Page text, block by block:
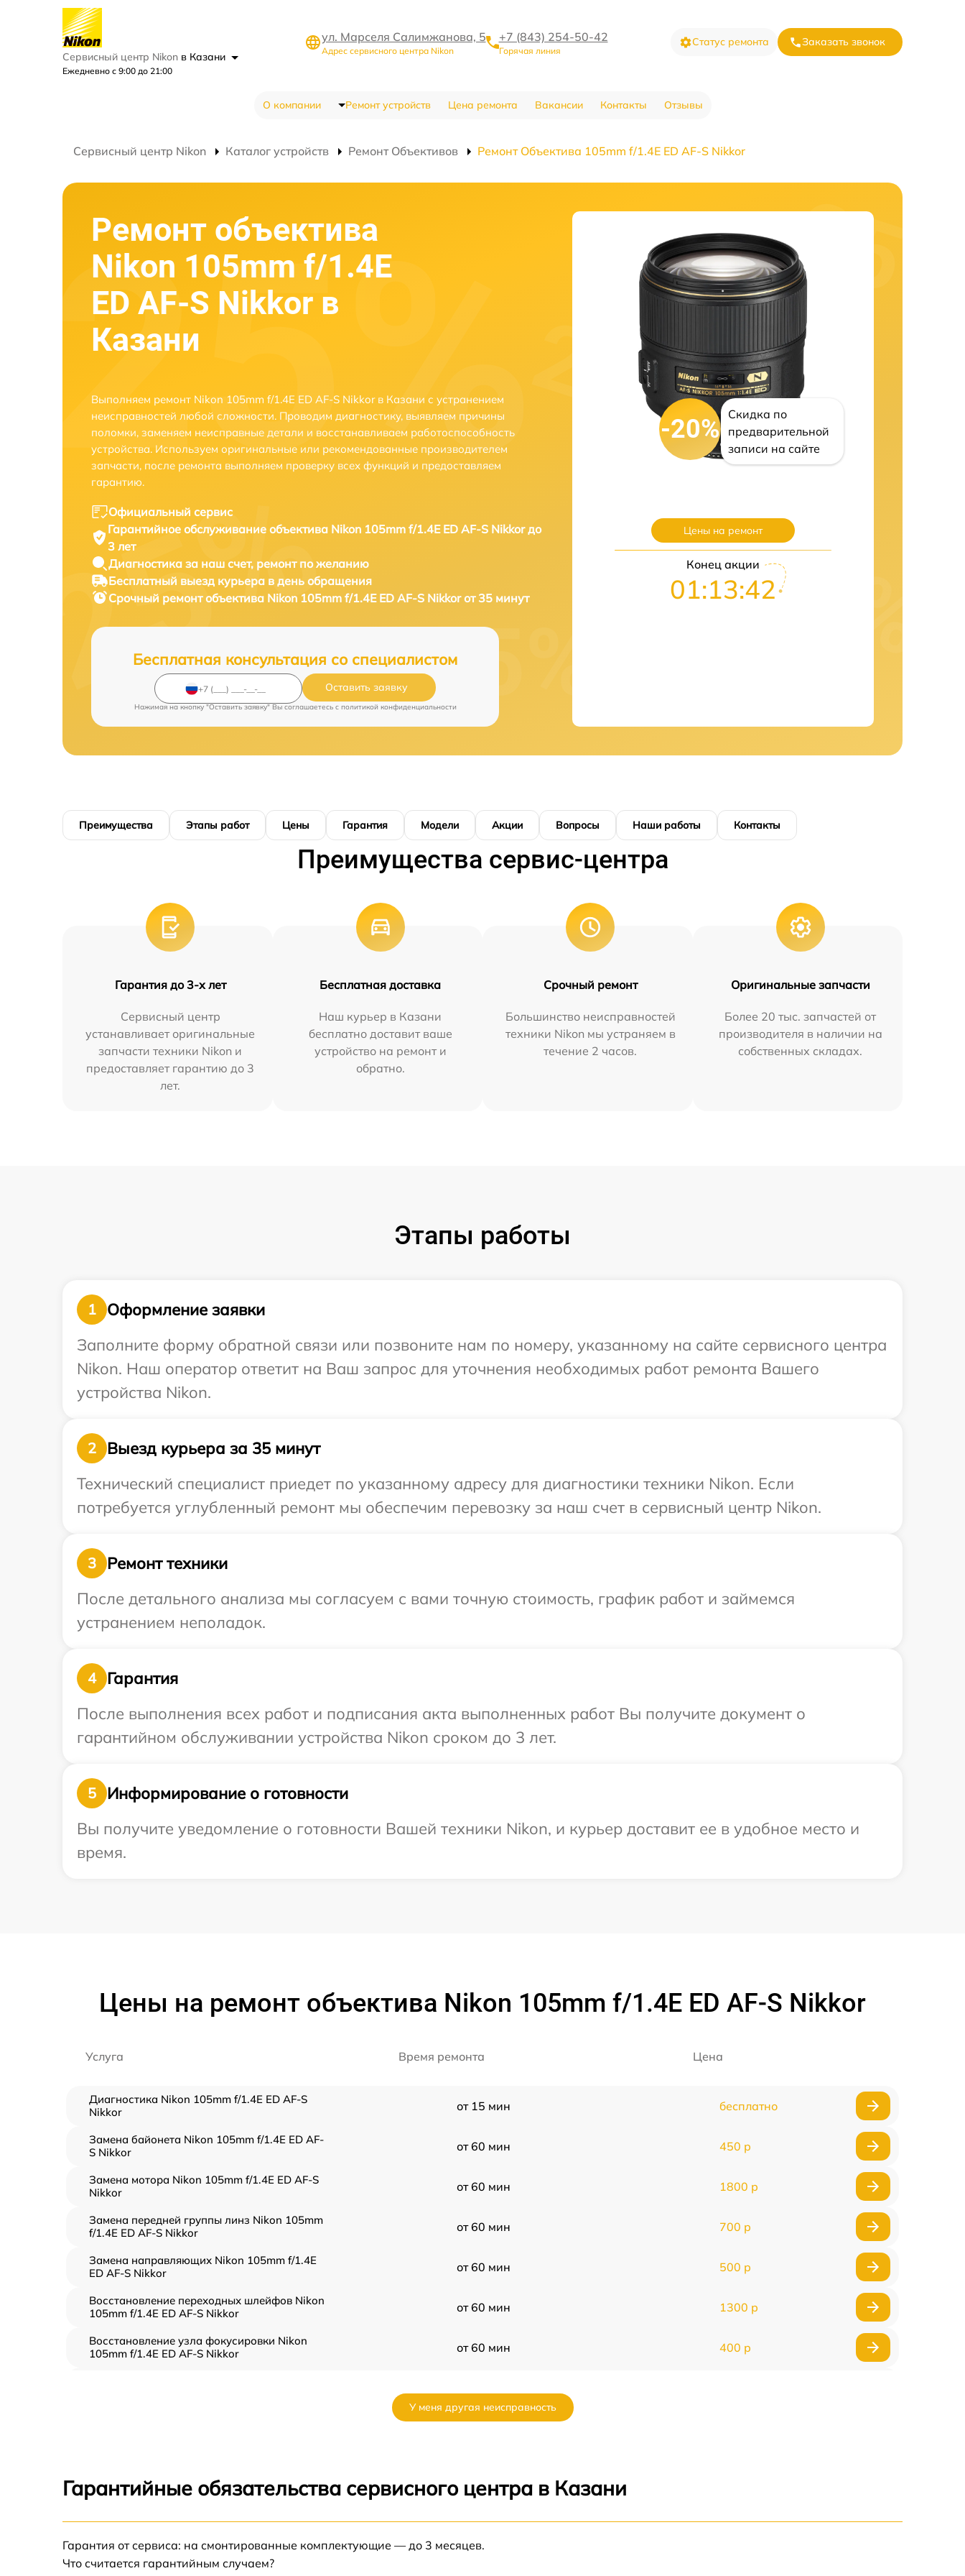
Сервисный центр Nikon в Казани
Ежедневно с 9:00 до 21:00
ул. Марселя Салимжанова, 5
Адрес сервисного центра Nikon
+7 (843) 254-50-42
Горячая линия
Статус ремонта Заказать звонок
О компании Ремонт устройств Цена ремонта Вакансии Контакты Отзывы
Сервисный центр Nikon Каталог устройств Ремонт Объективов Ремонт Объектива 105mm f/1.4E ED AF-S Nikkor
Ремонт объектива
Nikon 105mm f/1.4E
ED AF-S Nikkor в
Казани
Выполняем ремонт Nikon 105mm f/1.4E ED AF-S Nikkor в Казани с устранением
неисправностей любой сложности. Проводим диагностику, выявляем причины
поломки, заменяем неисправные детали и восстанавливаем работоспособность
устройства. Используем оригинальные или рекомендованные производителем
запчасти, после ремонта выполняем проверку всех функций и предоставляем
гарантию.
Официальный сервис
Гарантийное обслуживание объектива Nikon 105mm f/1.4E ED AF-S Nikkor до
3 лет
Диагностика за наш счет, ремонт по желанию
Бесплатный выезд курьера в день обращения
Срочный ремонтобъектива Nikon 105mm f/1.4E ED AF-S Nikkor от 35 минут
Бесплатная консультация со специалистом
Оставить заявку
Нажимая на кнопку "Оставить заявку" Вы соглашаетесь c политикой конфиденциальности
-20%
Скидка по
предварительной
записи на сайте
Цены на ремонт
Конец акции
01:13:41
Преимущества Этапы работ Цены Гарантия Модели Акции Вопросы Наши работы Контакты
Преимущества сервис-центра
Гарантия до 3-х лет
Сервисный центр
устанавливает оригинальные
запчасти техники Nikon и
предоставляет гарантию до 3
лет.
Бесплатная доставка
Наш курьер в Казани
бесплатно доставит ваше
устройство на ремонт и
обратно.
Срочный ремонт
Большинство неисправностей
техники Nikon мы устраняем в
течение 2 часов.
Оригинальные запчасти
Более 20 тыс. запчастей от
производителя в наличии на
собственных складах.
Этапы работы
1
Оформление заявки
Заполните форму обратной связи или позвоните нам по номеру, указанному на сайте сервисного центра
Nikon. Наш оператор ответит на Ваш запрос для уточнения необходимых работ ремонта Вашего
устройства Nikon.
2
Выезд курьера за 35 минут
Технический специалист приедет по указанному адресу для диагностики техники Nikon. Если
потребуется углубленный ремонт мы обеспечим перевозку за наш счет в сервисный центр Nikon.
3
Ремонт техники
После детального анализа мы согласуем с вами точную стоимость, график работ и займемся
устранением неполадок.
4
Гарантия
После выполнения всех работ и подписания акта выполненных работ Вы получите документ о
гарантийном обслуживании устройства Nikon сроком до 3 лет.
5
Информирование о готовности
Вы получите уведомление о готовности Вашей техники Nikon, и курьер доставит ее в удобное место и
время.
Цены на ремонт объектива Nikon 105mm f/1.4E ED AF-S Nikkor
Услуга Время ремонта Цена
Диагностика Nikon 105mm f/1.4E ED AF-S
Nikkor
от 15 мин бесплатно
Замена байонета Nikon 105mm f/1.4E ED AF-
S Nikkor
от 60 мин 450 р
Замена мотора Nikon 105mm f/1.4E ED AF-S
Nikkor
от 60 мин 1800 р
Замена передней группы линз Nikon 105mm
f/1.4E ED AF-S Nikkor
от 60 мин 700 р
Замена направляющих Nikon 105mm f/1.4E
ED AF-S Nikkor
от 60 мин 500 р
Восстановление переходных шлейфов Nikon
105mm f/1.4E ED AF-S Nikkor
от 60 мин 1300 р
Восстановление узла фокусировки Nikon
105mm f/1.4E ED AF-S Nikkor
от 60 мин 400 р
Обновление ПО Nikon 105mm f/1.4E ED AF-S
Nikkor
от 60 мин
У меня другая неисправность
Гарантийные обязательства сервисного центра в Казани
Гарантия от сервиса: на смонтированные комплектующие — до 3 месяцев.
Что считается гарантийным случаем?